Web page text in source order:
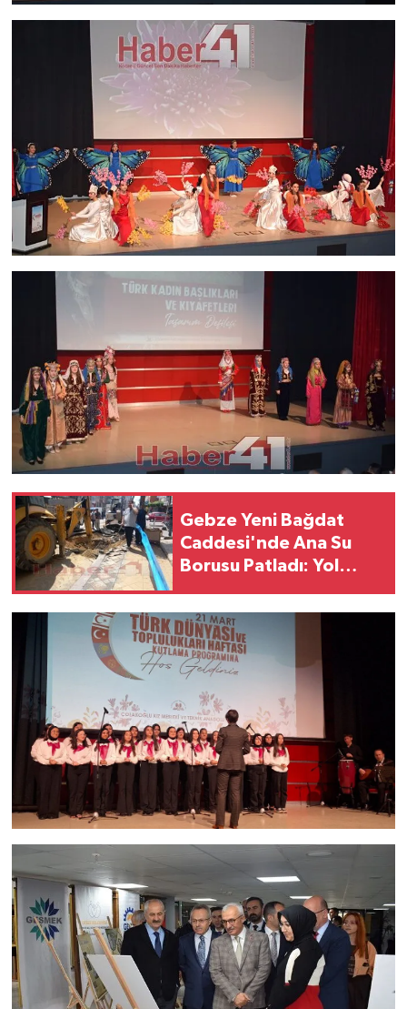
Gebze Yeni Bağdat
Caddesi'nde Ana Su
Borusu Patladı: Yol
Sürüyor